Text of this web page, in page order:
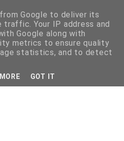
Google to deliver its
traffic. Your IP address and
Google along with
metrics to ensure quality
statistics, and to detect
GOT IT